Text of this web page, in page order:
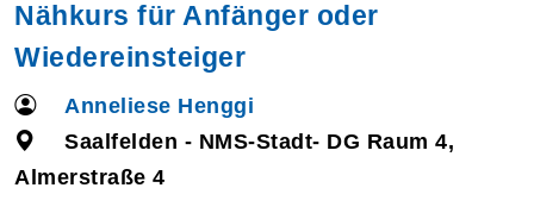
Nähkurs für Anfänger oder
Wiedereinsteiger
Anneliese Henggi
Saalfelden - NMS-Stadt- DG Raum 4,
Almerstraße 4